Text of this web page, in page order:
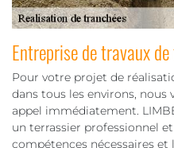
Entreprise de travaux
Pour votre projet de
dans tous les environs, nous
appel immédiatement.
un terrassier professionnel
compétences nécessaires